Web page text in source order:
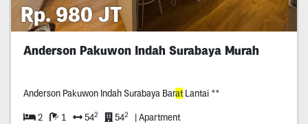
Rp. 980 JT
Anderson Pakuwon Indah Surabaya Murah
Anderson Pakuwon Indah Surabaya BaratLantai **
2 1 542 542 | Apartment